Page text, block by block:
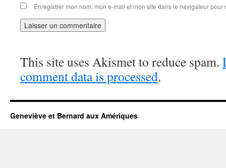
Enregistrer mon nom, mon e-mail et mon site dans le navigateur
This site uses Akismet to reduce spam.
comment data is processed.
Geneviève et Bernard aux Amériques